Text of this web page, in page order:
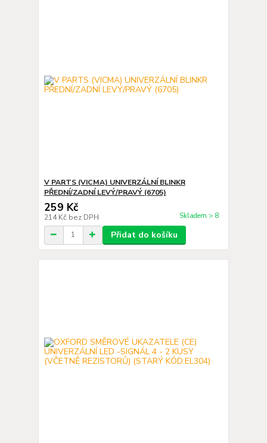
V PARTS (VICMA) UNIVERZÁLNÍ BLINKR
PŘEDNÍ/ZADNÍ LEVÝ/PRAVÝ (6705)
259 Kč
214 Kč bez DPH Skladem > 8
Přidat do košíku